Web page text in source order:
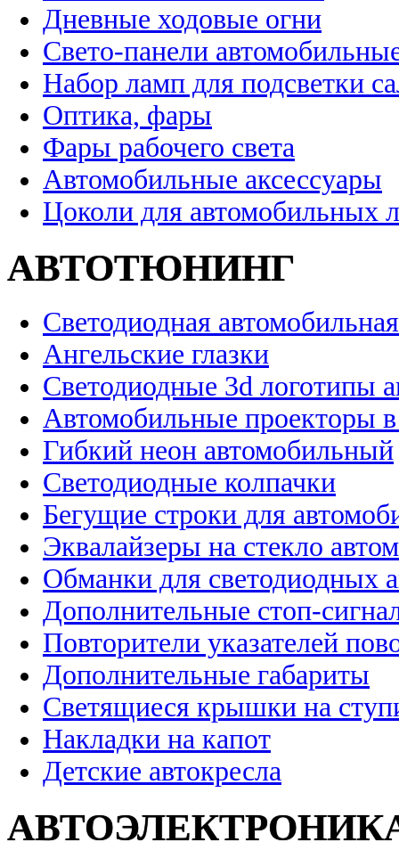
Дневные ходовые огни
Свето-панели
Набор ламп для подсветки
Оптика, фары
Фары рабочего света
Автомобильные аксессуары
Цоколи для автомобильных
АВТОТЮНИНГ
Светодиодная
Ангельские глазки
Светодиодные 3d логотипы
Автомобильные проекторы
Гибкий неон автомобильный
Светодиодные колпачки
Бегущие строки для
Эквалайзеры на стекло
Обманки для светодиодных
Дополнительные стоп-
Повторители указателей
Дополнительные габариты
Светящиеся крышки на
Накладки на капот
Детские автокресла